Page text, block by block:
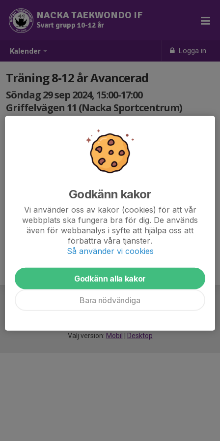
Kalender Logga in
NACKA TAEKWONDO IF
Svart grupp 10-12 år
Träning 8-12 år Avancerad
Söndag 29 sep 2024, 15:00-17:00
Griffelvägen 11 (Nacka Sportcentrum)
Välj version: Mobil Desktop
Godkänn kakor
Vi använder oss av kakor (cookies) för att vår
webbplats ska fungera bra för dig. De används
även för webbanalys i syfte att hjälpa oss att
förbättra våra tjänster.
Så använder vi cookies
Godkänn alla kakor
Bara nödvändiga